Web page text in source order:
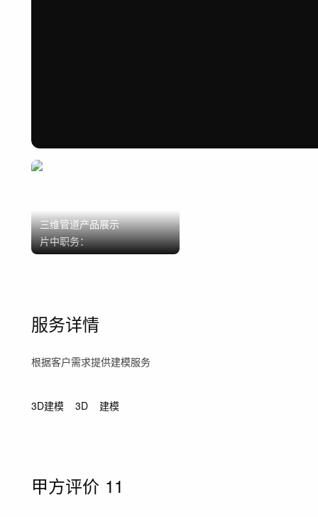
三维管道产品展示
片中职务：
服务详情
根据客户需求提供建模服务
3D建模 3D 建模
甲方评价 11